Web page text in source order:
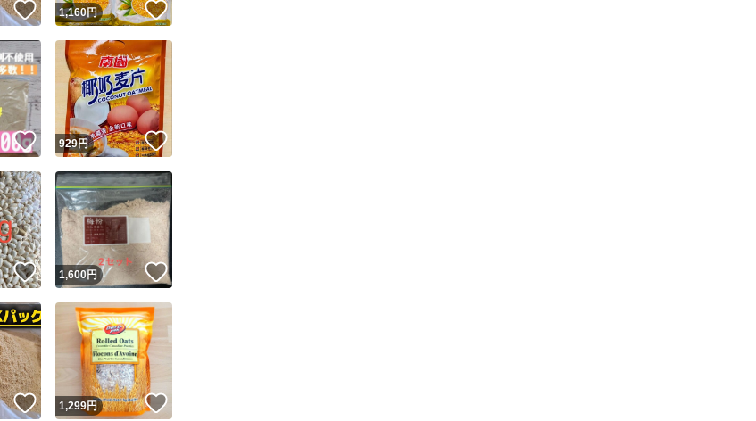
このユーザーは高頻度で24時間以内に発送しています
このユーザーは設定した発送日数内に発送しています
いいね！
1,160円
いいね！
929円
いいね！
1,600円 いいね！
いいね！
1,299円